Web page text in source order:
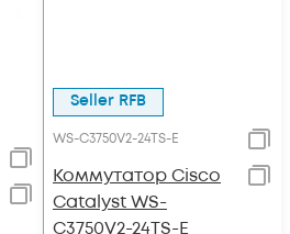
Seller RFB
WS-C3750V2-24TS-E
Коммутатор Cisco
Catalyst WS-
C3750V2-24TS-E